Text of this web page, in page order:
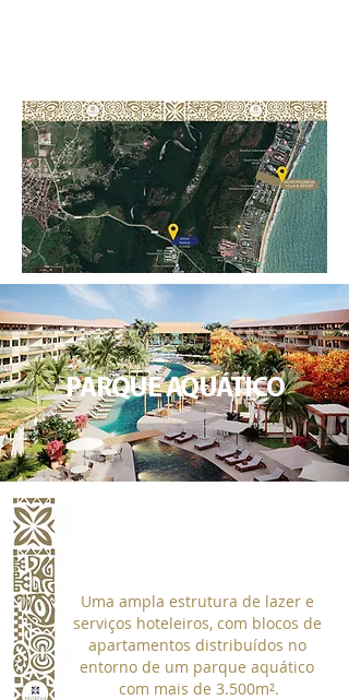
PARQUE AQUÁTICO
Uma ampla estrutura de lazer e
serviços hoteleiros, com blocos de
apartamentos distribuídos no
entorno de um parque aquático
com mais de 3.500m².